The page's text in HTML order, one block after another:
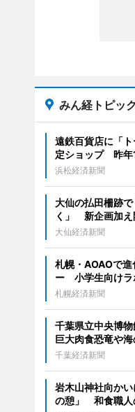
みん経トピッ
遠鉄百貨店に「
定ショップ 昨年
浜松経済新聞
大仙の払田柵跡
く」 新企画加え
大仙経済新聞
札幌・AOAOで進
ー 小学生向けラ
札幌経済新聞
千葉県立中央博
巨大肉食恐竜や
千葉経済新聞
岩木山神社向か
の憩」 和食職人